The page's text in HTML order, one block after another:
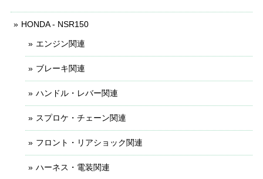
HONDA - NSR150
エンジン関連
ブレーキ関連
ハンドル・レバー関連
スプロケ・チェーン関連
フロント・リアショック関連
ハーネス・電装関連